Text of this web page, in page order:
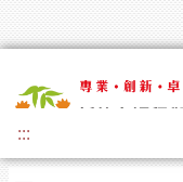
:::